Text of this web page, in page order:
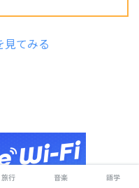
見てみる
旅行 音楽 語学